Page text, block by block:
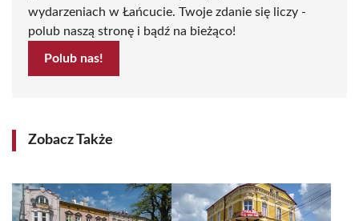
wydarzeniach w Łańcucie. Twoje zdanie się liczy -
polub naszą stronę i bądź na bieżąco!
Polub nas!
Zobacz Także